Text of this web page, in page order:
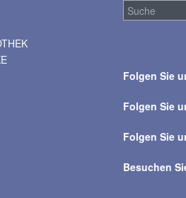
alle
Folgen Sie
Folgen Sie
Folgen Sie
Besuchen